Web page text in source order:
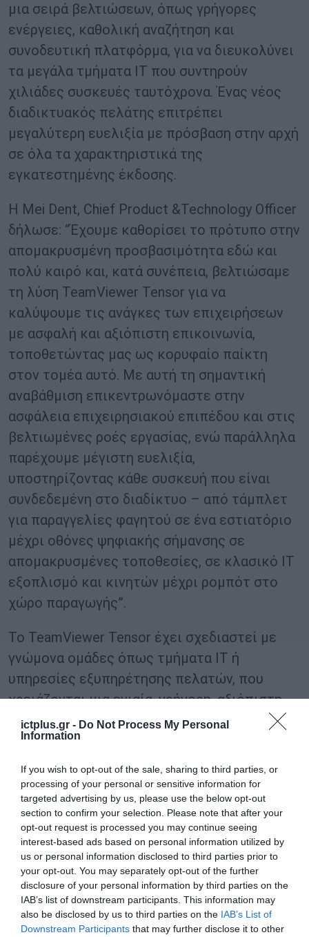
ictplus.gr - Do Not Process My Personal
Information
If you wish to opt-out of the sale, sharing to third parties, or
processing of your personal or sensitive information for
targeted advertising by us, please use the below opt-out
section to confirm your selection. Please note that after your
opt-out request is processed you may continue seeing
interest-based ads based on personal information utilized by
us or personal information disclosed to third parties prior to
your opt-out. You may separately opt-out of the further
disclosure of your personal information by third parties on the
IAB’s list of downstream participants. This information may
also be disclosed by us to third parties on the IAB’s List of
Downstream Participants that may further disclose it to other
μια σειρά βελτιώσεων, όπως γρήγορες
ενέργειες, καθολική αναζήτηση και
συνοδευτική πλατφόρμα, για να διευκολύνει
τα μεγάλα τμήματα IT που συντηρούν
χιλιάδες συσκευές ταυτόχρονα. Ένας νέος
διαδικτυακός πελάτης επιτρέπει
μεγαλύτερη ευελιξία με πρόσβαση στην αρχή
σε όλα τα χαρακτηριστικά της
εγκατεστημένης έκδοσης.
Η Mei Dent, Chief Product &Technology Officer
δήλωσε: “Έχουμε καθορίσει το πρότυπο στην
απομακρυσμένη προσβασιμότητα εδώ και
πολύ καιρό και, κατά συνέπεια, βελτιώσαμε
τη λύση TeamViewer Tensor για να
καλύψουμε τις ανάγκες των επιχειρήσεων
με ασφαλή και αξιόπιστη επικοινωνία,
τοποθετώντας μας ως κορυφαίο παίκτη
στον τομέα αυτό. Με αυτή τη σημαντική
αναβάθμιση επικεντρωνόμαστε στην
ασφάλεια επιχειρησιακού επιπέδου και στις
βελτιωμένες ροές εργασίας, ενώ παράλληλα
παρέχουμε μέγιστη ευελιξία,
υποστηρίζοντας κάθε συσκευή που είναι
συνδεδεμένη στο διαδίκτυο – από τάμπλετ
για παραγγελίες φαγητού σε ένα εστιατόριο
μέχρι οθόνες ψηφιακής σήμανσης σε
απομακρυσμένες τοποθεσίες, σε κλασικό IT
εξοπλισμό και κινητών μέχρι ρομπότ στο
χώρο παραγωγής”.
Το TeamViewer Tensor έχει σχεδιαστεί με
γνώμονα ομάδες όπως τμήματα IT ή
υπηρεσίες εξυπηρέτησης πελατών, που
χρειάζονται μια ενιαία, γρήγορη, αξιόπιστη
και ασφαλή λύση, η οποία είναι εύκολο να
ενσωματωθεί σε υπάρχοντα περιβάλλοντα
όπως ενεργούς καταλόγους. Με πλήρη
δυνατότητα ελέγχου, σχετικές
πιστοποιήσεις για επιχειρήσειςκαι
κατάταξη στο κορυφαίο 1% από την BitSight
Security, το Tensor χρησιμοποιείται για
απομακρυσμένη πρόσβαση ακόμη και σε
οργανισμούς κρίσιμων υποδομών, όπως
εργοστάσια παραγωγής, και σε κλάδους με
υψηλή κανονιστική ρύθμιση, όπως η